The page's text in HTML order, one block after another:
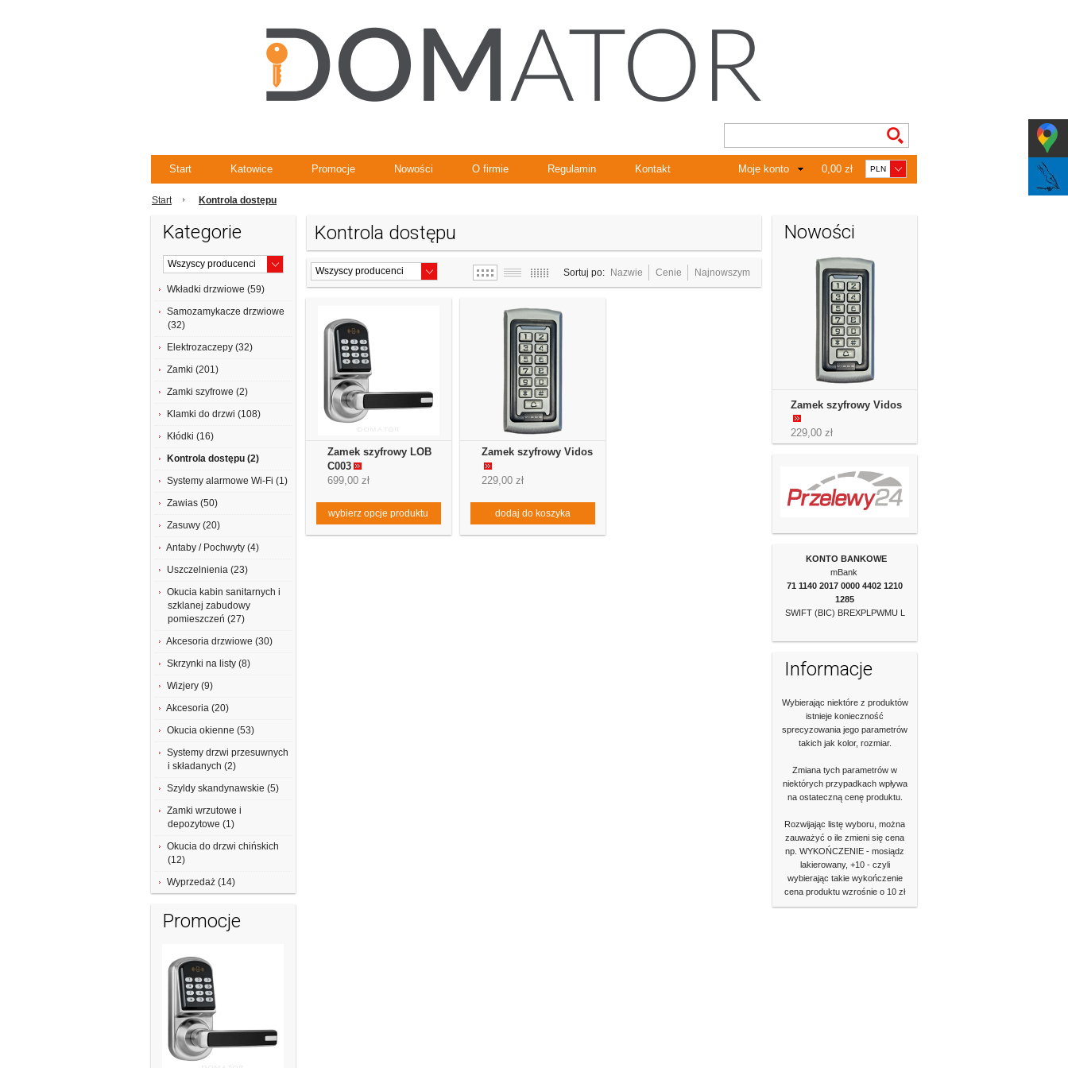
Start Katowice Promocje Nowości O firmie Regulamin Kontakt 0,00 zł
Moje konto
Start Kontrola dostępu
Kategorie
Wkładki drzwiowe (59)
Samozamykacze drzwiowe
(32)
Elektrozaczepy (32)
Zamki (201)
Zamki szyfrowe (2)
Klamki do drzwi (108)
Kłódki (16)
Kontrola dostępu (2)
Systemy alarmowe Wi-Fi (1)
Zawias (50)
Zasuwy (20)
Antaby / Pochwyty (4)
Uszczelnienia (23)
Okucia kabin sanitarnych i
szklanej zabudowy
pomieszczeń (27)
Akcesoria drzwiowe (30)
Skrzynki na listy (8)
Wizjery (9)
Akcesoria (20)
Okucia okienne (53)
Systemy drzwi przesuwnych
i składanych (2)
Szyldy skandynawskie (5)
Zamki wrzutowe i
depozytowe (1)
Okucia do drzwi chińskich
(12)
Wyprzedaż (14)
Promocje
Kontrola dostępu
Sortuj po: Nazwie Cenie Najnowszym
Zamek szyfrowy LOB
C003
699,00 zł
wybierz opcje produktu
Zamek szyfrowy Vidos
229,00 zł
dodaj do koszyka
Nowości
Zamek szyfrowy Vidos
229,00 zł
KONTO BANKOWE
mBank
71 1140 2017 00004402 1210
1285
SWIFT (BIC) BREXPLPWMU L
Informacje
Wybierając niektóre z produktów
istnieje konieczność
sprecyzowania jego parametrów
takich jak kolor, rozmiar.
Zmiana tych parametrów w
niektórych przypadkach wpływa
na ostateczną cenę produktu.
Rozwijając listę wyboru, można
zauważyć o ile zmieni się cena
np. WYKOŃCZENIE - mosiądz
lakierowany, +10 - czyli
wybierając takie wykończenie
cena produktu wzrośnie o 10 zł